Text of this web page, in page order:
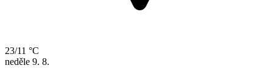
23/11 °C
neděle 9. 8.